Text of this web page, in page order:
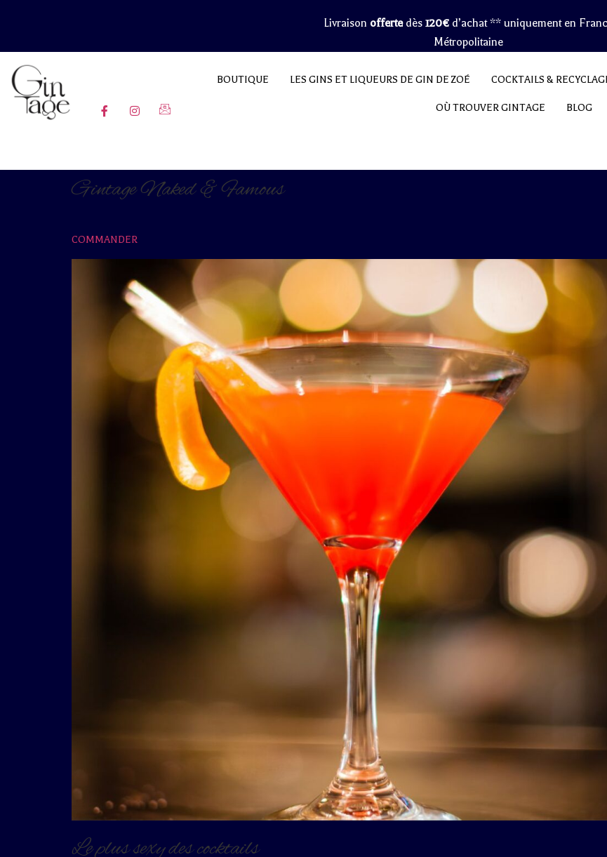
Livraison offertedès120€ d’achat ** uniquement en
Métropolitaine
BOUTIQUE LES GINS ET LIQUEURS DE GIN DE ZOÉ COCKTAILS &
OÙ TROUVER GINTAGE BLOG
Gintage Naked & Famous
COMMANDER
Le plus sexy des cocktails